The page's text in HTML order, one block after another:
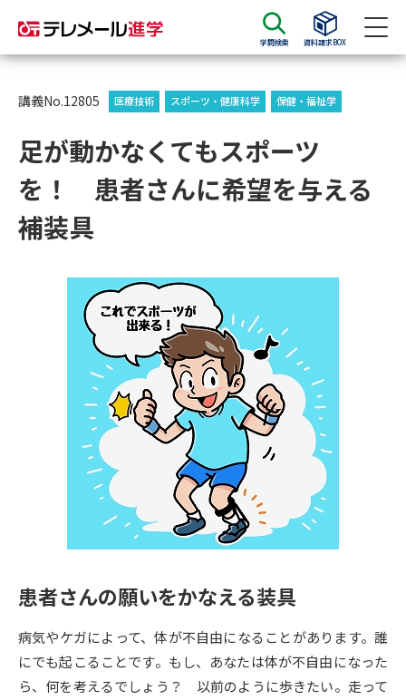
学問検索 資料請求BOX
資料請求 資料検索
大学・短大の資料種類から請求
大学パンフ
大学・短大以外の資料から請求
専門学校の資料請求 大学院の資料請求
留学・進学関連、塾・予備校
大学入学共通テスト「受験案
内」の請求
大学入学共通テスト「受験上の
高等学校卒業程度認定試験
高等学校（情報）教員資格認定
大学研究 大学検索
講義No.12805 医療技術 スポーツ・健康科学 保健・福祉学
足が動かなくてもスポーツ
を！ 患者さんに希望を与える
補装具
患者さんの願いをかなえる装具
病気やケガによって、体が不自由になることがあります。誰
にでも起こることです。もし、あなたは体が不自由になった
ら、何を考えるでしょう？ 以前のように歩きたい。走って